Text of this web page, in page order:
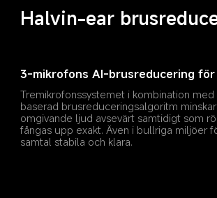
Halvin-ear
3-mikrofons AI-brusreducering
Tremikrofonssystemet i kombination med
baserad brusreduceringsalgoritm minskar
omgivande ljud avsevärt samtidigt som
fångas upp exakt. Även i bullriga miljöer
samtal stabila och klara.